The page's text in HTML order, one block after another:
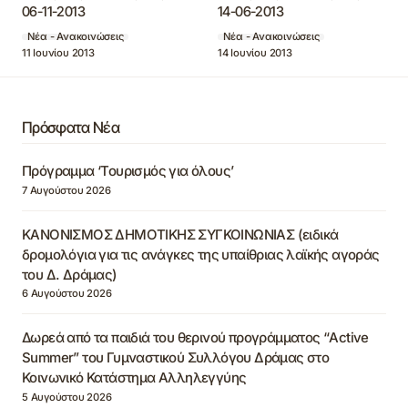
06-11-2013
Νέα - Ανακοινώσεις
11 Ιουνίου 2013
14-06-2013
Νέα - Ανακοινώσεις
14 Ιουνίου 2013
Πρόσφατα Νέα
Πρόγραμμα ‘Τουρισμός για όλους’
7 Αυγούστου 2026
ΚΑΝΟΝΙΣΜΟΣ ΔΗΜΟΤΙΚΗΣ ΣΥΓΚΟΙΝΩΝΙΑΣ (ειδικά
δρομολόγια για τις ανάγκες της υπαίθριας λαϊκής αγοράς
του Δ. Δράμας)
6 Αυγούστου 2026
Δωρεά από τα παιδιά του θερινού προγράμματος “Active
Summer” του Γυμναστικού Συλλόγου Δράμας στο
Κοινωνικό Κατάστημα Αλληλεγγύης
5 Αυγούστου 2026